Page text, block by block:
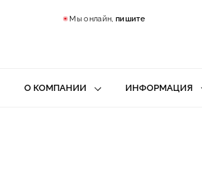
Мы онлайн,пишите
О КОМПАНИИ ИНФОРМАЦИЯ